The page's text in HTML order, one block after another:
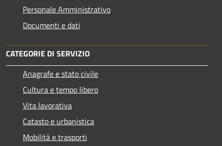
Personale Amministrativo
Documenti e dati
CATEGORIE DI SERVIZIO
Anagrafe e stato civile
Cultura e tempo libero
Vita lavorativa
Catasto e urbanistica
Mobilità e trasporti